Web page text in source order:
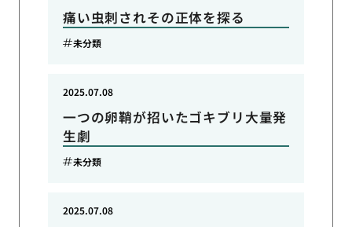
痛い虫刺されその正体を探る
未分類
一つの卵鞘が招いたゴキブリ大量発
生劇
2025.07.08
未分類
2025.07.08